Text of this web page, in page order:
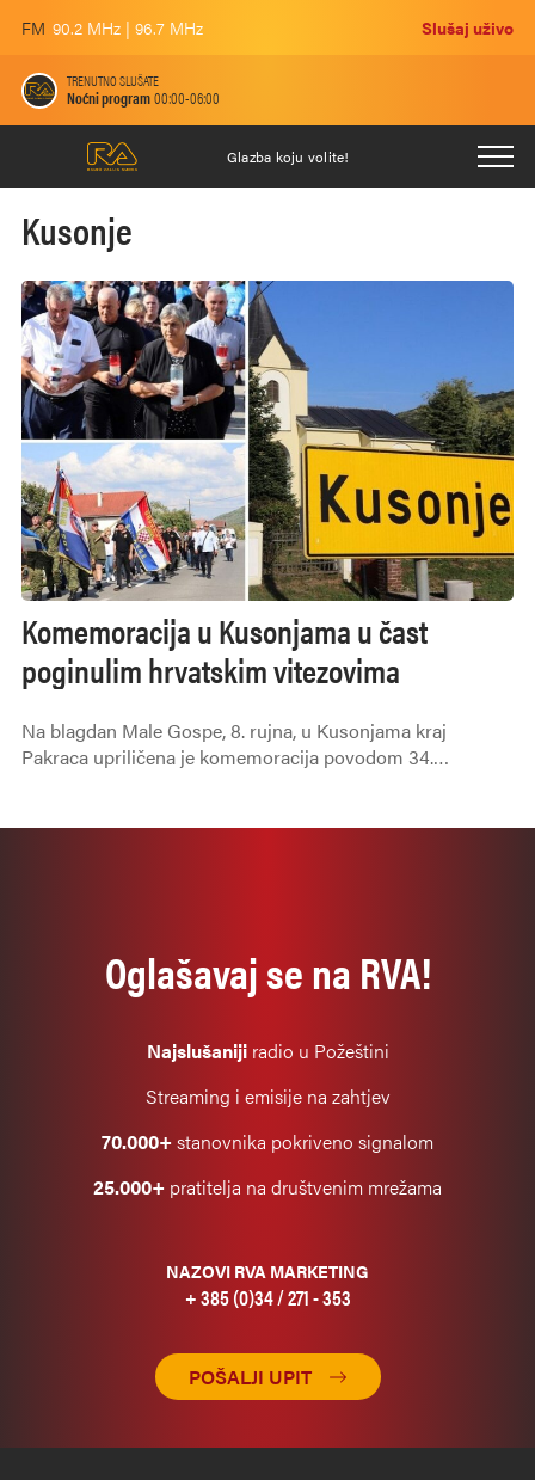
FM 90.2 MHz | 96.7 MHz Slušaj uživo
TRENUTNO SLUŠATE
Noćni program00:00-06:00
Glazba koju volite!
Kusonje
Komemoracija u Kusonjama u čast
poginulim hrvatskim vitezovima
Na blagdan Male Gospe, 8. rujna, u Kusonjama kraj
Pakraca upriličena je komemoracija povodom 34.
1991. godine tragično stradali u četničkoj zasjedi.
Oglašavaj se na RVA!
Najslušanijiradio u Požeštini
Streaming i emisije na zahtjev
70.000+stanovnika pokriveno signalom
25.000+ pratitelja na društvenim mrežama
NAZOVI RVA MARKETING
+ 385 (0)34 / 271 - 353
POŠALJI UPIT